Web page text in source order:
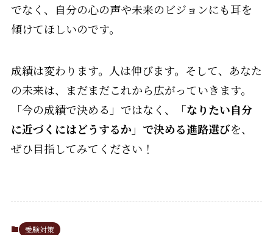
でなく、自分の心の声や未来のビジョンにも耳を
傾けてほしいのです。
成績は変わります。人は伸びます。そして、あなた
の未来は、まだまだこれから広がっていきます。
「今の成績で決める」ではなく、
「なりたい自分
に近づくにはどうするか」で決める進路選びを、
ぜひ目指してみてください！
受験対策